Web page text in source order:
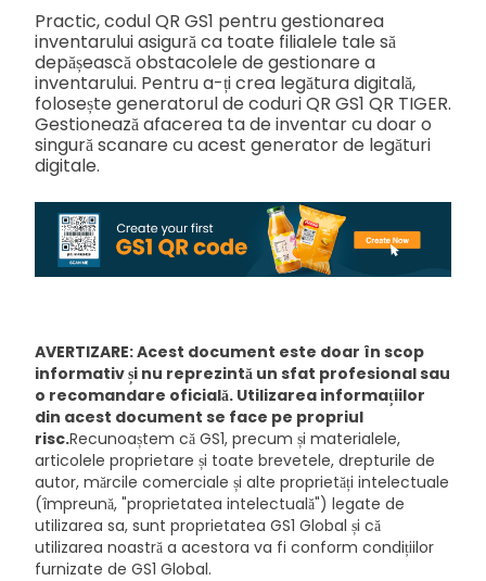
Practic, codul QR GS1 pentru gestionarea
inventarului asigură ca toate filialele tale să
depășească obstacolele de gestionare a
inventarului. Pentru a-ți crea legătura digitală,
folosește generatorul de coduri QR GS1 QR TIGER.
Gestionează afacerea ta de inventar cu doar o
singură scanare cu acest generator de legături
digitale.
AVERTIZARE: Acest document este doar în scop
informativ și nu reprezintă un sfat profesional sau
o recomandare oficială. Utilizarea informațiilor
din acest document se face pe propriul
risc.Recunoaștem că GS1, precum și materialele,
articolele proprietare și toate brevetele, drepturile de
autor, mărcile comerciale și alte proprietăți intelectuale
(împreună, "proprietatea intelectuală") legate de
utilizarea sa, sunt proprietatea GS1 Global și că
utilizarea noastră a acestora va fi conform condițiilor
furnizate de GS1 Global.